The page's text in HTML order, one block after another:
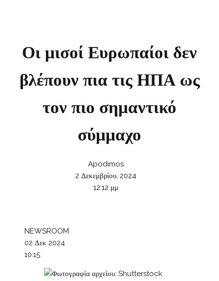
Οι μισοί Ευρωπαίοι δεν
βλέπουν πια τις ΗΠΑ ως
τον πιο σημαντικό
σύμμαχο
Apodimos
2 Δεκεμβρίου, 2024
12:12 μμ
NEWSROOM
02 Δεκ 2024
10:15